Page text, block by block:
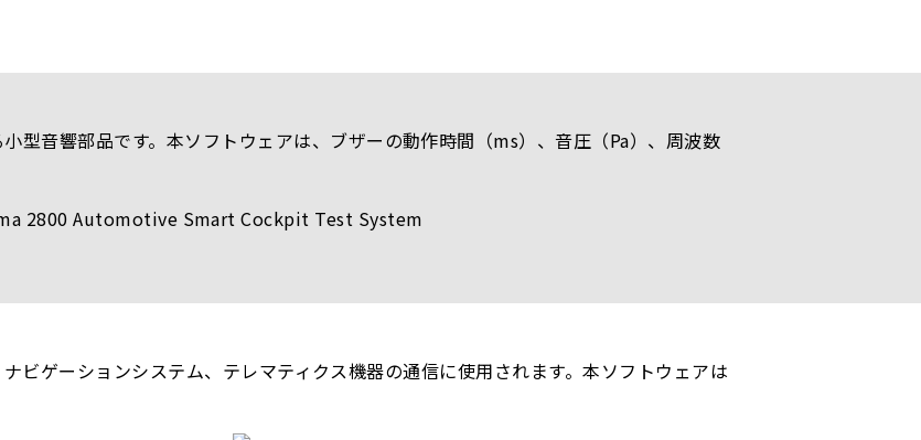
型音響部品です。本ソフトウェアは、ブザーの動作時間（ms）、音圧（Pa）、周波数
ビゲーションシステム、テレマティクス機器の通信に使用されます。本ソフトウェアは